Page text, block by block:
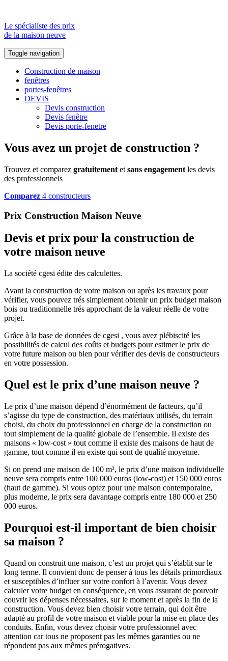
Le spécialiste des prix
de la maison neuve
Toggle navigation
Construction de maison
fenêtres
portes-fenêtres
DEVIS
Devis construction
Devis fenêtre
Devis porte-fenetre
Vous avez un projet de construction ?
Trouvez et comparez gratuitement et sans engagement les devis
des professionnels
Comparez 4 constructeurs
Prix Construction Maison Neuve
Devis et prix pour la construction de
votre maison neuve
La société cgesi édite des calculettes.
Avant la construction de votre maison ou après les travaux pour
vérifier, vous pouvez trés simplement obtenir un prix budget maison
bois ou traditionnelle trés approchant de la valeur réelle de votre
projet.
Grâce à la base de données de cgesi , vous avez plébiscité les
possibilités de calcul des coûts et budgets pour estimer le prix de
votre future maison ou bien pour vérifier des devis de constructeurs
en votre possession.
Quel est le prix d’une maison neuve ?
Le prix d’une maison dépend d’énormément de facteurs, qu’il
s’agisse du type de construction, des matériaux utilisés, du terrain
choisi, du choix du professionnel en charge de la construction ou
tout simplement de la qualité globale de l’ensemble. Il existe des
maisons « low-cost » tout comme il existe des maisons de haut de
gamme, tout comme il en existe qui sont de qualité moyenne.
Si on prend une maison de 100 m², le prix d’une maison individuelle
neuve sera compris entre 100 000 euros (low-cost) et 150 000 euros
(haut de gamme). Si vous optez pour une maison contemporaine,
plus moderne, le prix sera davantage compris entre 180 000 et 250
000 euros.
Pourquoi est-il important de bien choisir
sa maison ?
Quand on construit une maison, c’est un projet qui s’établit sur le
long terme. Il convient donc de penser à tous les détails primordiaux
et susceptibles d’influer sur votre confort à l’avenir. Vous devez
calculer votre budget en conséquence, en vous assurant de pouvoir
couvrir les dépenses nécessaires, sur le moment et après la fin de la
construction. Vous devez bien choisir votre terrain, qui doit être
adapté au profil de votre maison et viable pour la mise en place des
conduits. Enfin, vous devez choisir votre professionnel avec
attention car tous ne proposent pas les mêmes garanties ou ne
répondent pas aux mêmes prérogatives.